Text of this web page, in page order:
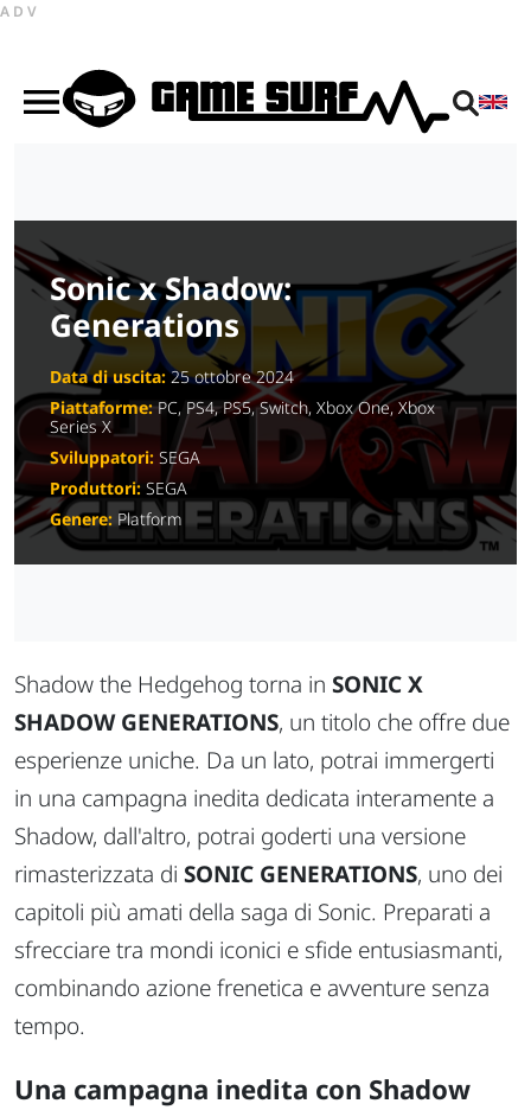
ADV
Sonic x Shadow:
Generations
Data di uscita:25 ottobre 2024
Piattaforme:PC, PS4, PS5, Switch, Xbox One, Xbox
Series X
Sviluppatori: SEGA
Produttori:SEGA
Genere: Platform
Shadow the Hedgehog torna in SONIC X
SHADOW GENERATIONS, un titolo che offre due
esperienze uniche. Da un lato, potrai immergerti
in una campagna inedita dedicata interamente a
Shadow, dall'altro, potrai goderti una versione
rimasterizzata di SONIC GENERATIONS, uno dei
capitoli più amati della saga di Sonic. Preparati a
sfrecciare tra mondi iconici e sfide entusiasmanti,
combinando azione frenetica e avventure senza
tempo.
Una campagna inedita con Shadow